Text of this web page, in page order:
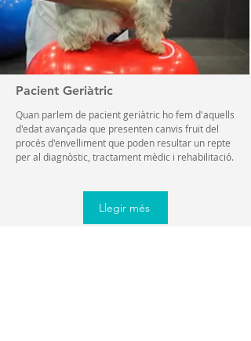
Pacient Geriàtric
Quan parlem de pacient geriàtric ho fem d'aquells
d'edat avançada que presenten canvis fruit del
procés d'envelliment que poden resultar un repte
per al diagnòstic, tractament mèdic i rehabilitació.
Llegir més